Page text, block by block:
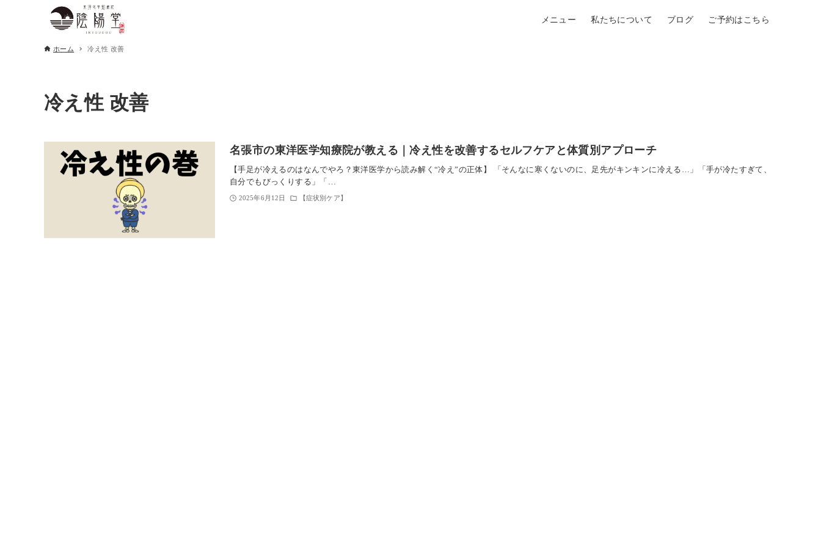
メニュー 私たちについて ブログ ご予約はこちら
ホーム 冷え性 改善
冷え性 改善
名張市の東洋医学知療院が教える｜冷え性を改善するセルフケアと体質別アプローチ
【手足が冷えるのはなんでやろ？東洋医学から読み解く“冷え”の正体】 「そんなに寒くないのに、足先がキンキンに冷える…」「手が冷たすぎて、
自分でもびっくりする」「…
2025年6月12日 【症状別ケア】